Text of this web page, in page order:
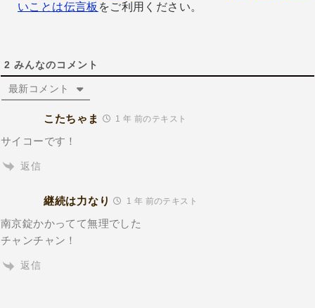
いことは伝言板 をご利用ください。
2 みんなのコメント
最新コメント
こたちゃま 1 年 前のテキスト
サイコーです！
返信
継続は力なり 1 年 前のテキスト
南京錠かかってて無理でした
チャンチャン！
返信